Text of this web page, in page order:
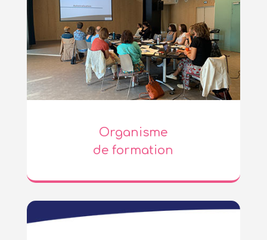
Organisme
de formation